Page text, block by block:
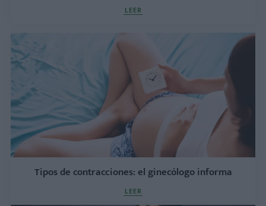
LEER
Tipos de contracciones: el ginecólogo informa
LEER